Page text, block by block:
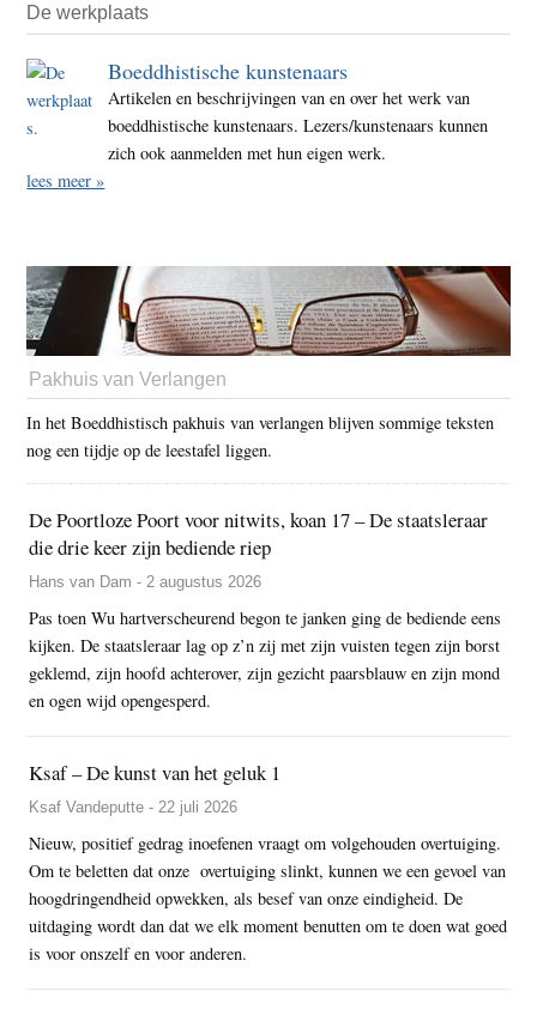
De werkplaats
Boeddhistische kunstenaars
Artikelen en beschrijvingen van en over het werk van
boeddhistische kunstenaars. Lezers/kunstenaars kunnen
zich ook aanmelden met hun eigen werk.
lees meer »
Pakhuis van Verlangen
In het Boeddhistisch pakhuis van verlangen blijven sommige teksten
nog een tijdje op de leestafel liggen.
De Poortloze Poort voor nitwits, koan 17 – De staatsleraar
die drie keer zijn bediende riep
Hans van Dam - 2 augustus 2026
Pas toen Wu hartverscheurend begon te janken ging de bediende eens
kijken. De staatsleraar lag op z’n zij met zijn vuisten tegen zijn borst
geklemd, zijn hoofd achterover, zijn gezicht paarsblauw en zijn mond
en ogen wijd opengesperd.
Ksaf – De kunst van het geluk 1
Ksaf Vandeputte - 22 juli 2026
Nieuw, positief gedrag inoefenen vraagt om volgehouden overtuiging.
Om te beletten dat onze overtuiging slinkt, kunnen we een gevoel van
hoogdringendheid opwekken, als besef van onze eindigheid. De
uitdaging wordt dan dat we elk moment benutten om te doen wat goed
is voor onszelf en voor anderen.